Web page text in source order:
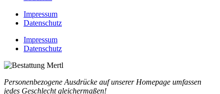
Impressum
Datenschutz
Impressum
Datenschutz
Personenbezogene Ausdrücke auf unserer Homepage umfassen
jedes Geschlecht gleichermaßen!